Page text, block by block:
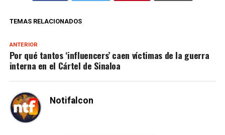
TEMAS RELACIONADOS
ANTERIOR
Por qué tantos ‘influencers’ caen víctimas de la guerra
interna en el Cártel de Sinaloa
Notifalcon